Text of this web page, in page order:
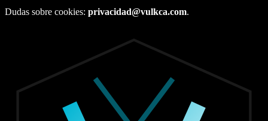
Dudas sobre cookies: privacidad@vulkca.com.